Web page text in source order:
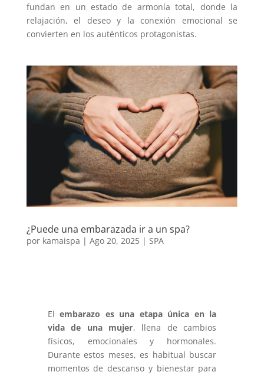
fundan en un estado de armonía total, donde la
relajación, el deseo y la conexión emocional se
convierten en los auténticos protagonistas.
¿Puede una embarazada ir a un spa?
por kamaispa | Ago 20, 2025| SPA
Elembarazo es una etapa única en la
vida de una mujer, llena de cambios
físicos, emocionales y hormonales.
Durante estos meses, es habitual buscar
momentos de descanso y bienestar para